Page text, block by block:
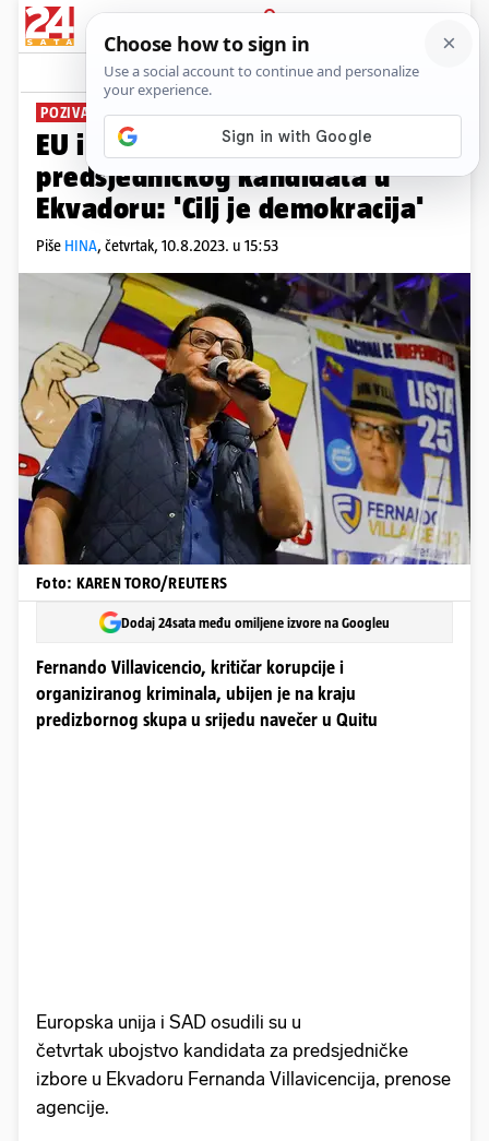
PRIJAVA
News Komentari
POZIVAJU NA ZAŠTITU KANDIDATA
EU i SAD osudili ubojstvo
predsjedničkog kandidata u
Ekvadoru: 'Cilj je demokracija'
Piše HINA, četvrtak, 10.8.2023. u 15:53
Foto: KAREN TORO/REUTERS
Dodaj 24sata među omiljene izvore na Googleu
Fernando Villavicencio, kritičar korupcije i
organiziranog kriminala, ubijen je na kraju
predizbornog skupa u srijedu navečer u Quitu
Europska unija i SAD osudili su u
četvrtak ubojstvo kandidata za predsjedničke
izbore u Ekvadoru Fernanda Villavicencija, prenose
agencije.